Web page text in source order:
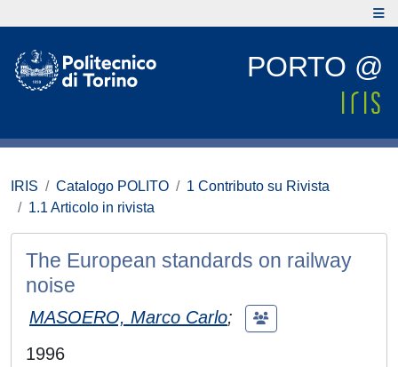
PORTO @
IRIS Catalogo POLITO
1 Contributo su Rivista
1.1 Articolo in rivista
The European standards on railway
noise
MASOERO, Marco Carlo;
1996